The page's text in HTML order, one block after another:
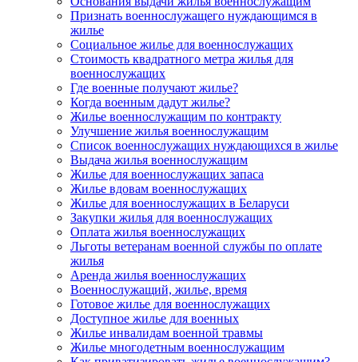
Признать военнослужащего нуждающимся в
жилье
Социальное жилье для военнослужащих
Стоимость квадратного метра жилья для
военнослужащих
Где военные получают жилье?
Когда военным дадут жилье?
Жилье военнослужащим по контракту
Улучшение жилья военнослужащим
Список военнослужащих нуждающихся в жилье
Выдача жилья военнослужащим
Жилье для военнослужащих запаса
Жилье вдовам военнослужащих
Жилье для военнослужащих в Беларуси
Закупки жилья для военнослужащих
Оплата жилья военнослужащих
Льготы ветеранам военной службы по оплате
жилья
Аренда жилья военнослужащих
Военнослужащий, жилье, время
Готовое жилье для военнослужащих
Доступное жилье для военных
Жилье инвалидам военной травмы
Жилье многодетным военнослужащим